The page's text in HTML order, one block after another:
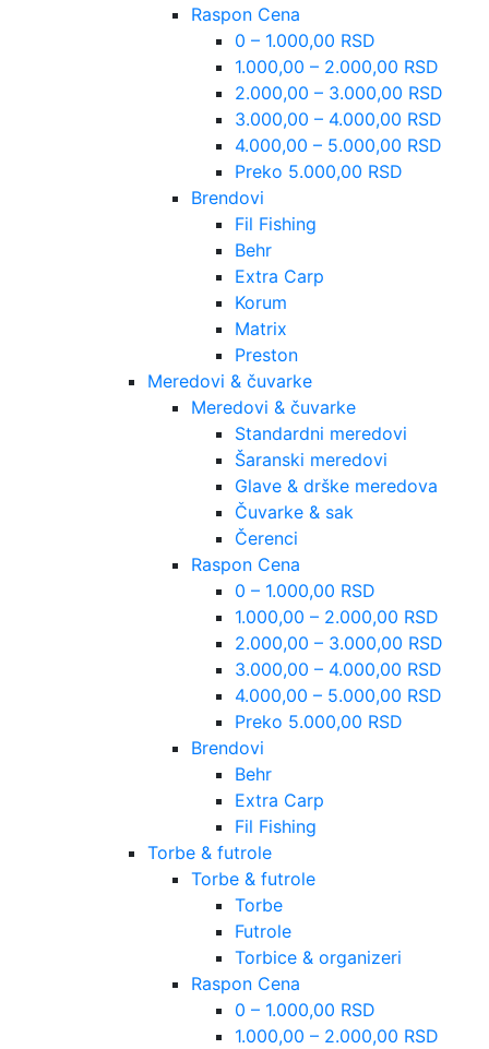
Raspon Cena
0 – 1.000,00 RSD
1.000,00 – 2.000,00 RSD
2.000,00 – 3.000,00 RSD
3.000,00 – 4.000,00 RSD
4.000,00 – 5.000,00 RSD
Preko 5.000,00 RSD
Brendovi
Fil Fishing
Behr
Extra Carp
Korum
Matrix
Preston
Meredovi & čuvarke
Meredovi & čuvarke
Standardni meredovi
Šaranski meredovi
Glave & drške meredova
Čuvarke & sak
Čerenci
Raspon Cena
0 – 1.000,00 RSD
1.000,00 – 2.000,00 RSD
2.000,00 – 3.000,00 RSD
3.000,00 – 4.000,00 RSD
4.000,00 – 5.000,00 RSD
Preko 5.000,00 RSD
Brendovi
Behr
Extra Carp
Fil Fishing
Torbe & futrole
Torbe & futrole
Torbe
Futrole
Torbice & organizeri
Raspon Cena
0 – 1.000,00 RSD
1.000,00 – 2.000,00 RSD